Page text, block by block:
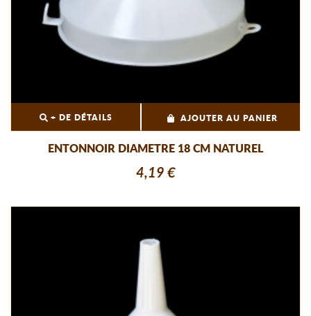
+ DE DÉTAILS AJOUTER AU PANIER
ENTONNOIR DIAMETRE 18 CM NATUREL
4,19 €